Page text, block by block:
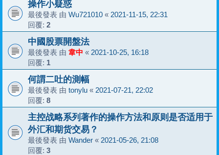
操作小疑惑
最後發表 由 Wu721010 « 2021-11-15, 22:31
回覆: 2
中國股票開盤法
最後發表 由 韋中 « 2021-10-25, 16:18
回覆: 1
何謂二吐的測幅
最後發表 由 tonylu « 2021-07-21, 22:02
回覆: 8
主控战略系列著作的操作方法和原则是否适用于
外汇和期货交易？
最後發表 由 Wander « 2021-05-26, 21:08
回覆: 3